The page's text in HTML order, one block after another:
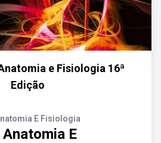
e Fisiologia 16ª
Edição
E Fisiologia
E